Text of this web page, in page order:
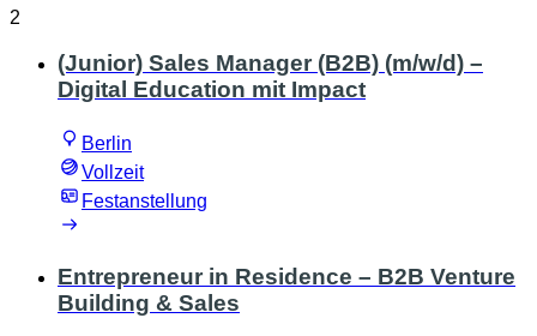
2
(Junior) Sales Manager (B2B) (m/w/d) –
Digital Education mit Impact
Berlin
Vollzeit
Festanstellung
Entrepreneur in Residence – B2B Venture
Building & Sales